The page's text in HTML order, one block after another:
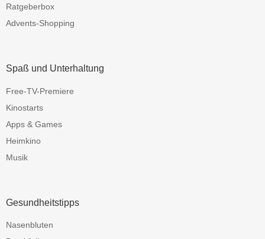
Ratgeberbox
Advents-Shopping
Spaß und Unterhaltung
Free-TV-Premiere
Kinostarts
Apps & Games
Heimkino
Musik
Gesundheitstipps
Nasenbluten